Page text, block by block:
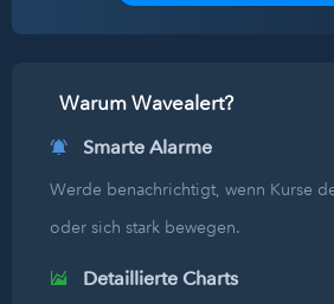
Warum Wavealert?
Smarte Alarme
Werde benachrichtigt, wenn Kurse
oder sich stark bewegen.
Detaillierte Charts